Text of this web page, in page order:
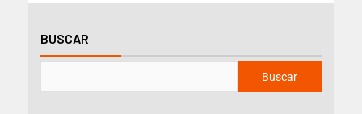
BUSCAR
Buscar